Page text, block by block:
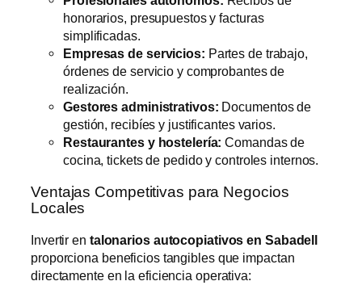
honorarios, presupuestos y facturas
simplificadas.
Empresas de servicios: Partes de trabajo,
órdenes de servicio y comprobantes de
realización.
Gestores administrativos: Documentos de
gestión, recibíes y justificantes varios.
Restaurantes y hostelería: Comandas de
cocina, tickets de pedido y controles internos.
Ventajas Competitivas para Negocios
Locales
Invertir en talonarios autocopiativos en Sabadell
proporciona beneficios tangibles que impactan
directamente en la eficiencia operativa: